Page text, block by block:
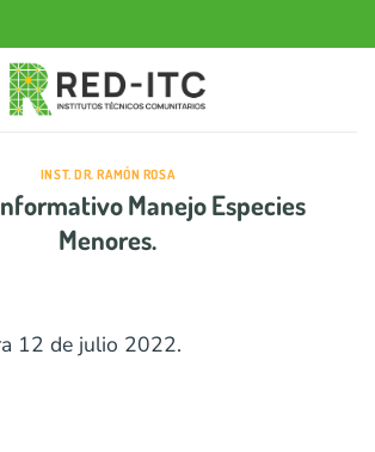
INST. DR. RAMÓN ROSA
Manejo Especies
Menores.
12 de julio 2022.